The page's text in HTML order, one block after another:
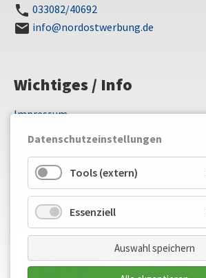
phone 033082/40692
mail info@nordostwerbung.de
Wichtiges / Info
Navigation
Impressum
AGB
Versand- und Zahlungsbedingungen
Widerrufsbelehrung
Datenschutzeinstellungen
Tools (extern)
Essenziell
Auswahl speichern